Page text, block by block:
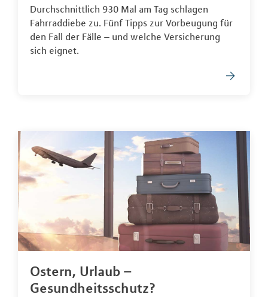
Durchschnittlich 930 Mal am Tag schlagen
Fahrraddiebe zu. Fünf Tipps zur Vorbeugung für
den Fall der Fälle – und welche Versicherung
sich eignet.
Ostern, Urlaub –
Gesundheitsschutz?